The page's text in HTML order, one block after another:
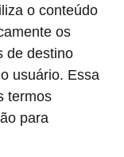
o conteúdo
os
de destino
usuário. Essa
termos
para